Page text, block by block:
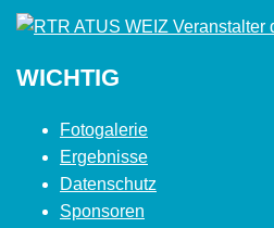
WICHTIG
Fotogalerie
Ergebnisse
Datenschutz
Sponsoren